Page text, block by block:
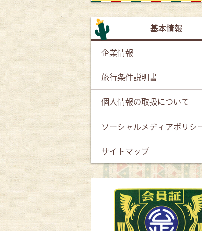
基本情報
企業情報
旅行条件説明書
個人情報の取扱について
ソーシャルメディアポリシ
サイトマップ